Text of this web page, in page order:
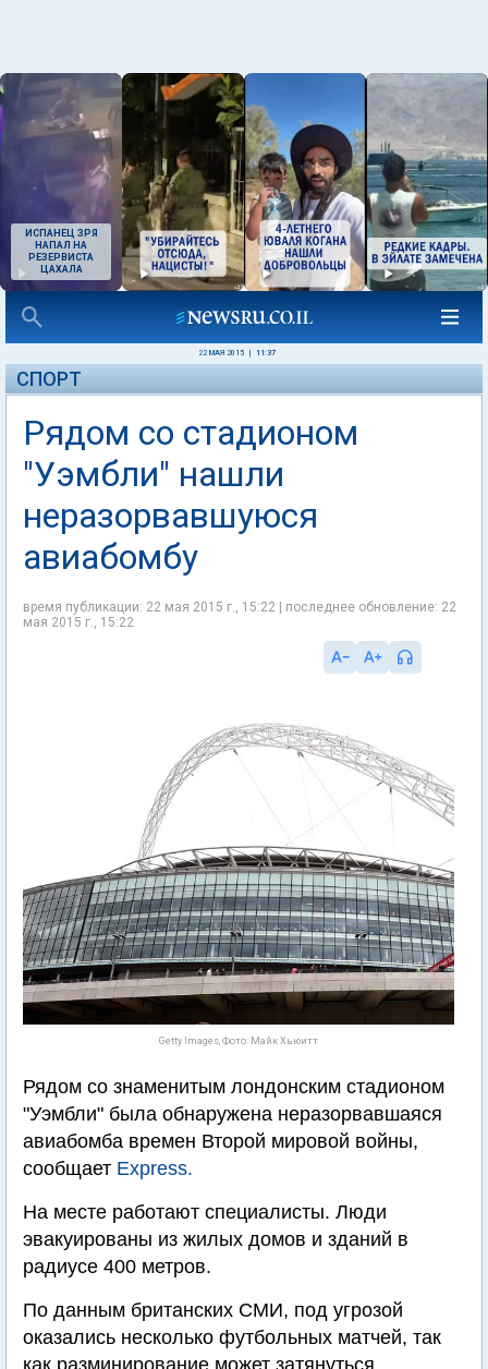
ИСПАНЕЦ ЗРЯ
НАПАЛ НА
РЕЗЕРВИСТА
ЦАХАЛА
22 МАЯ 2015 11:37
СПОРТ
Рядом со стадионом
"Уэмбли" нашли
неразорвавшуюся
авиабомбу
время публикации: 22 мая 2015 г., 15:22 | последнее обновление: 22
мая 2015 г., 15:22
Getty Images, Фото: Майк Хьюитт
Рядом со знаменитым лондонским стадионом
"Уэмбли" была обнаружена неразорвавшаяся
авиабомба времен Второй мировой войны,
сообщает Express.
На месте работают специалисты. Люди
эвакуированы из жилых домов и зданий в
радиусе 400 метров.
По данным британских СМИ, под угрозой
оказались несколько футбольных матчей, так
как разминирование может затянуться.